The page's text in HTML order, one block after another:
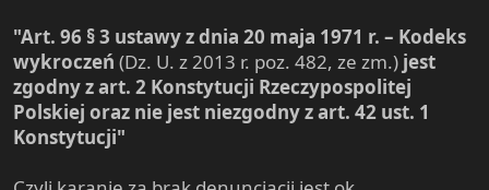
"Art. 96 § 3 ustawy z dnia 20 maja 1971 r. – Kodeks
wykroczeń (Dz. U. z 2013 r. poz. 482, ze zm.) jest
zgodny z art. 2 Konstytucji Rzeczypospolitej
Polskiej oraz nie jest niezgodny z art. 42 ust. 1
Konstytucji"